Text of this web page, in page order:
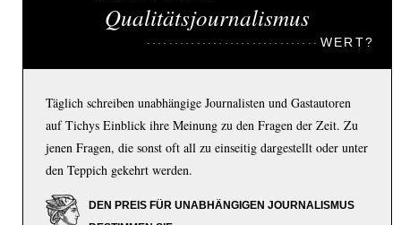
Qualitätsjournalismus
WERT?
Täglich schreiben unabhängige Journalisten und Gastautoren
auf Tichys Einblick ihre Meinung zu den Fragen der Zeit. Zu
jenen Fragen, die sonst oft all zu einseitig dargestellt oder unter
den Teppich gekehrt werden.
DEN PREIS FÜR UNABHÄNGIGEN JOURNALISMUS